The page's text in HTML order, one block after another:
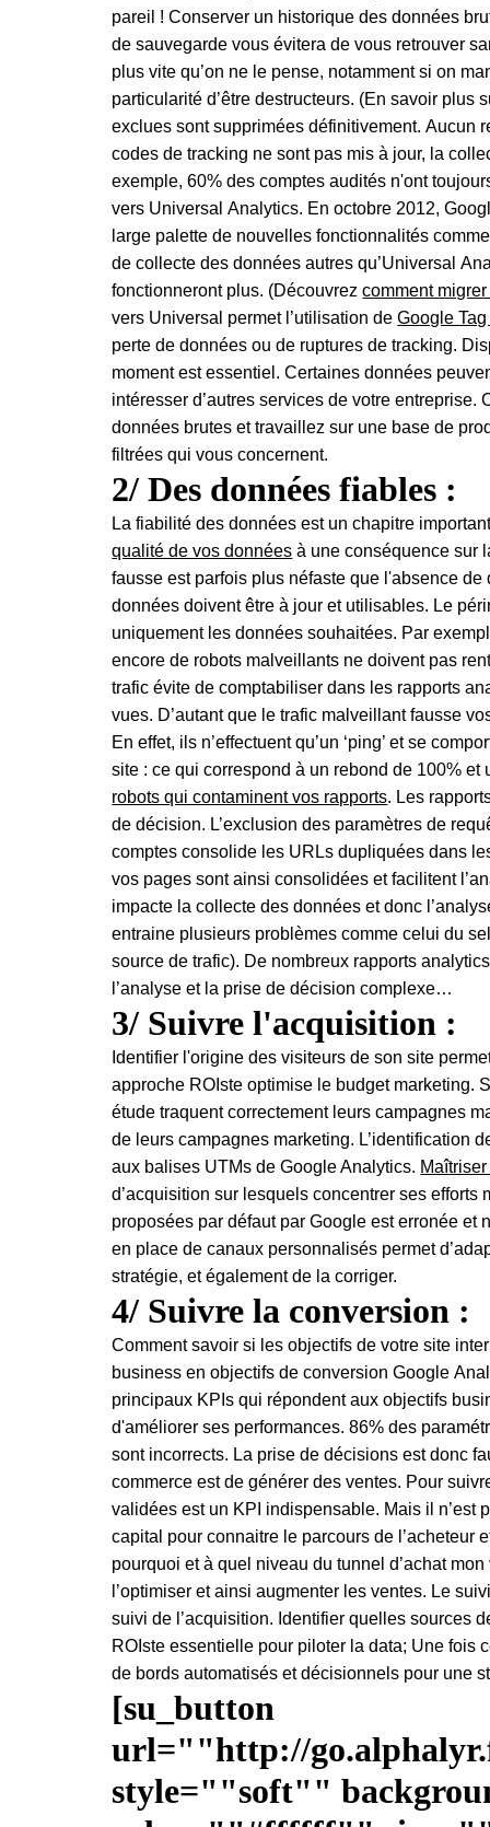
pareil ! Conserver un historique des données
de sauvegarde vous évitera de vous retrouver
plus vite qu’on ne le pense, notamment si on
particularité d’être destructeurs. (En savoir plus
exclues sont supprimées définitivement. Aucun
codes de tracking ne sont pas mis à jour, la
exemple, 60% des comptes audités n'ont
vers Universal Analytics. En octobre 2012,
large palette de nouvelles fonctionnalités
de collecte des données autres qu’Universal
fonctionneront plus. (Découvrezcomment
vers Universal permet l’utilisation deGoogle
perte de données ou de ruptures de tracking.
moment est essentiel. Certaines données
intéresser d’autres services de votre
données brutes et travaillez sur une base de
filtrées qui vous concernent.
2/ Des données fiables :
La fiabilité des données est un chapitre
qualité de vos données à une conséquence sur
fausse est parfois plus néfaste que l'absence
données doivent être à jour et utilisables. Le
uniquement les données souhaitées. Par
encore de robots malveillants ne doivent pas
trafic évite de comptabiliser dans les rapports
vues. D’autant que le trafic malveillant fausse
En effet, ils n’effectuent qu’un ‘ping’ et se
site : ce qui correspond à un rebond de 100%
robots qui contaminent vos rapports. Les
de décision. L’exclusion des paramètres de
comptes consolide les URLs dupliquées dans
vos pages sont ainsi consolidées et facilitent
impacte la collecte des données et donc
entraine plusieurs problèmes comme celui du
source de trafic). De nombreux rapports
l’analyse et la prise de décision complexe…
3/ Suivre l'acquisition :
Identifier l'origine des visiteurs de son site
approche ROIste optimise le budget marketing.
étude traquent correctement leurs campagnes
de leurs campagnes marketing. L’identification
aux balises UTMs de Google Analytics.
d’acquisition sur lesquels concentrer ses
proposées par défaut par Google est erronée et
en place de canaux personnalisés permet
stratégie, et également de la corriger.
4/ Suivre la conversion :
Comment savoir si les objectifs de votre site
business en objectifs de conversion Google
principaux KPIs qui répondent aux objectifs
d'améliorer ses performances.86% des
sont incorrects. La prise dedécisions est donc
commerce est de générer des ventes. Pour
validées est un KPI indispensable. Mais il n’est
capital pour connaitre le parcours de l’acheteur
pourquoi et à quel niveau du tunnel d’achat
l’optimiser et ainsi augmenter les ventes. Le
suivi de l’acquisition. Identifier quelles sources
ROIste essentielle pour piloter la data; Une fois
de bords automatisés et décisionnels pour une
[su_button
url=""http://
style=""soft""